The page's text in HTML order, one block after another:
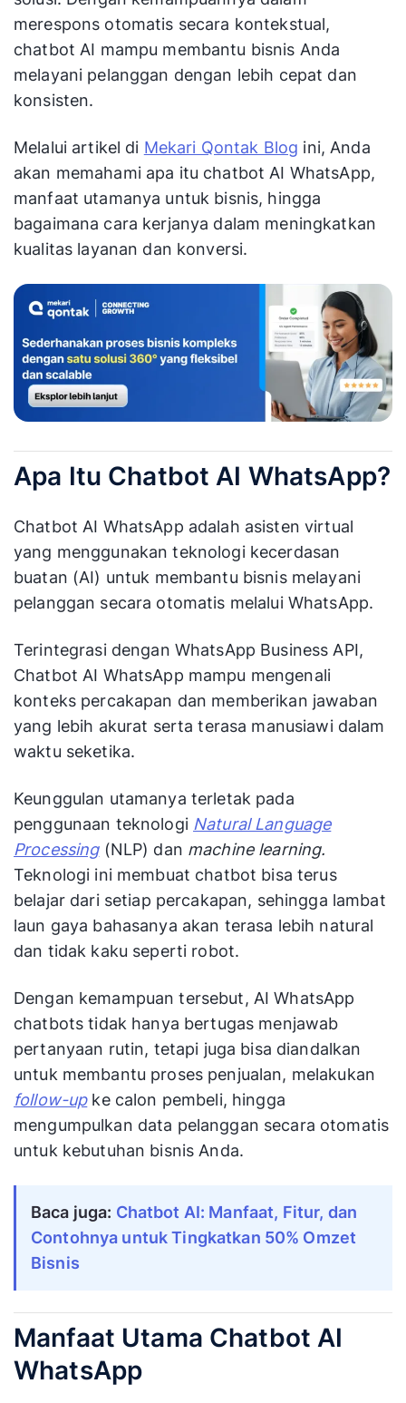
merespons otomatis secara kontekstual,
chatbot AI mampu membantu bisnis Anda
melayani pelanggan dengan lebih cepat dan
konsisten.
Melalui artikel di Mekari Qontak Blog ini, Anda
akan memahami apa itu chatbot AI WhatsApp,
manfaat utamanya untuk bisnis, hingga
bagaimana cara kerjanya dalam meningkatkan
kualitas layanan dan konversi.
Apa Itu Chatbot AI WhatsApp?
Chatbot AI WhatsApp adalah asisten virtual
yang menggunakan teknologi kecerdasan
buatan (AI) untuk membantu bisnis melayani
pelanggan secara otomatis melalui WhatsApp.
Terintegrasi dengan WhatsApp Business API,
Chatbot AI WhatsApp mampu mengenali
konteks percakapan dan memberikan jawaban
yang lebih akurat serta terasa manusiawi dalam
waktu seketika.
Keunggulan utamanya terletak pada
penggunaan teknologi Natural Language
Processing(NLP) dan machine learning.
Teknologi ini membuat chatbot bisa terus
belajar dari setiap percakapan, sehingga lambat
laun gaya bahasanya akan terasa lebih natural
dan tidak kaku seperti robot.
Dengan kemampuan tersebut, AI WhatsApp
chatbots tidak hanya bertugas menjawab
pertanyaan rutin, tetapi juga bisa diandalkan
untuk membantu proses penjualan, melakukan
follow-upke calon pembeli, hingga
mengumpulkan data pelanggan secara otomatis
untuk kebutuhan bisnis Anda.
Baca juga: Chatbot AI: Manfaat, Fitur, dan
Contohnya untuk Tingkatkan 50% Omzet
Bisnis
Manfaat Utama Chatbot AI
WhatsApp